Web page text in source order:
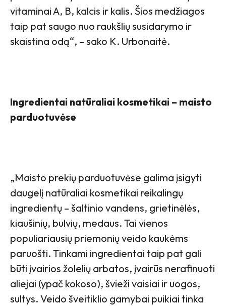
vitaminai A, B, kalcis ir kalis. Šios medžiagos
taip pat saugo nuo raukšlių susidarymo ir
skaistina odą“, – sako K. Urbonaitė.
Ingredientai natūraliai kosmetikai – maisto
parduotuvėse
„Maisto prekių parduotuvėse galima įsigyti
daugelį natūraliai kosmetikai reikalingų
ingredientų – šaltinio vandens, grietinėlės,
kiaušinių, bulvių, medaus. Tai vienos
populiariausių priemonių veido kaukėms
paruošti. Tinkami ingredientai taip pat gali
būti įvairios žolelių arbatos, įvairūs nerafinuoti
aliejai (ypač kokoso), švieži vaisiai ir uogos,
sultys. Veido šveitiklio gamybai puikiai tinka